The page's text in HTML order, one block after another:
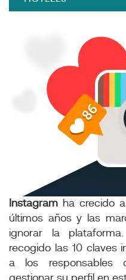
Instagram ha crecido
últimos años y las
ignorar la
recogido las 10 claves
a los responsables